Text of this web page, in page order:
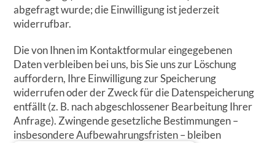
abgefragt wurde; die Einwilligung ist jederzeit
widerrufbar.
Die von Ihnen im Kontaktformular eingegebenen
Daten verbleiben bei uns, bis Sie uns zur Löschung
auffordern, Ihre Einwilligung zur Speicherung
widerrufen oder der Zweck für die Datenspeicherung
entfällt (z. B. nach abgeschlossener Bearbeitung Ihrer
Anfrage). Zwingende gesetzliche Bestimmungen –
insbesondere Aufbewahrungsfristen – bleiben